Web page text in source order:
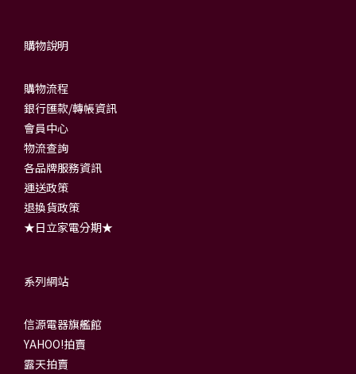
購物說明
購物流程
銀行匯款/轉帳資訊
會員中心
物流查詢
各品牌服務資訊
運送政策
退換貨政策
★日立家電分期★
系列網站
信源電器旗艦館
YAHOO!拍賣
露天拍賣